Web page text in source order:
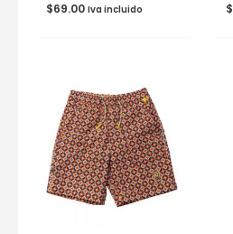
$69.00 Iva incluido $